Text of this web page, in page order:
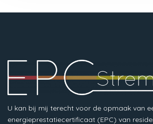
U kan bij mij terecht voor de opmaak van
energieprestatiecertificaat (EPC) van